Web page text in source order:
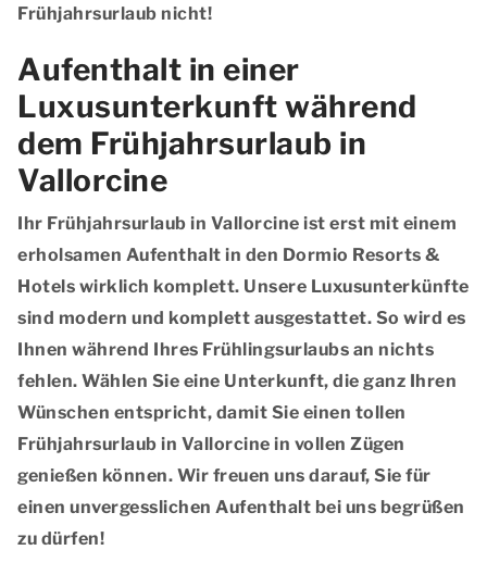
Frühjahrsurlaub nicht!
Aufenthalt in einer
Luxusunterkunft während
dem Frühjahrsurlaub in
Vallorcine
Ihr Frühjahrsurlaub in Vallorcine ist erst mit einem
erholsamen Aufenthalt in den Dormio Resorts &
Hotels wirklich komplett. Unsere Luxusunterkünfte
sind modern und komplett ausgestattet. So wird es
Ihnen während Ihres Frühlingsurlaubs an nichts
fehlen. Wählen Sie eine Unterkunft, die ganz Ihren
Wünschen entspricht, damit Sie einen tollen
Frühjahrsurlaub in Vallorcine in vollen Zügen
genießen können. Wir freuen uns darauf, Sie für
einen unvergesslichen Aufenthalt bei uns begrüßen
zu dürfen!